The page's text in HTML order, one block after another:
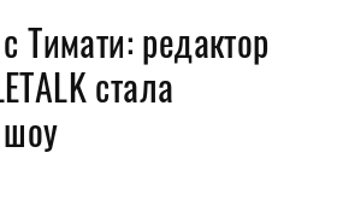
Тимати: редактор
стала